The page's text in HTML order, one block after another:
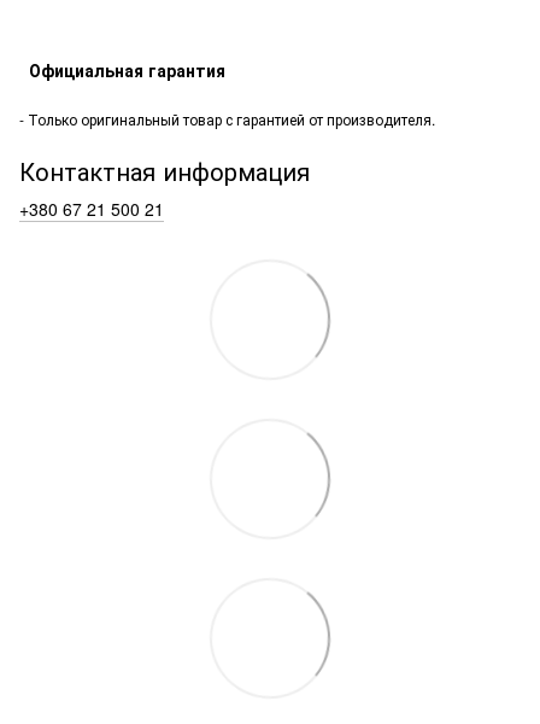
Официальная гарантия
- Только оригинальный товар с гарантией от производителя.
Контактная информация
+380 67 21 500 21